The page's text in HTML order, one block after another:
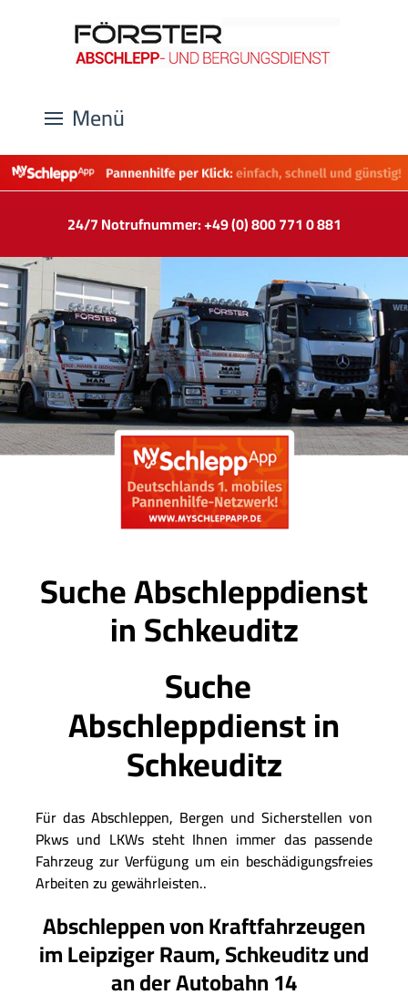
Menü
24/7 Notrufnummer: +49 (0) 800 771 0 881
Suche Abschleppdienst
in Schkeuditz
Suche
Abschleppdienst in
Schkeuditz
Für das Abschleppen, Bergen und Sicherstellen von
Pkws und LKWs steht Ihnen immer das passende
Fahrzeug zur Verfügung um ein beschädigungsfreies
Arbeiten zu gewährleisten..
Abschleppen von Kraftfahrzeugen
im Leipziger Raum, Schkeuditz und
an der Autobahn 14